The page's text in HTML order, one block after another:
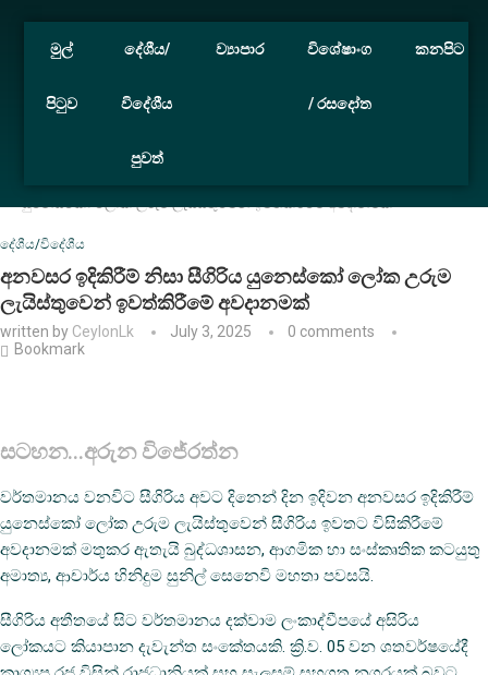
මුල්
පිටුව
දේශීය/
විදේශීය
පුවත්
ව්‍යාපාර විශේෂාංග
/ රසදෝත
කනපිට
යුනෙස්කෝ ලෝක උරුම ලැයිස්තුවෙන් ඉවත්කිරීමේ අවදානමක්
දේශීය/විදේශීය
අනවසර ඉදිකිරීම් නිසා සීගිරිය යුනෙස්කෝ ලෝක උරුම
ලැයිස්තුවෙන් ඉවත්කිරීමේ අවදානමක්
written by CeylonLk July 3, 2025
0 comments
Bookmark
සටහන…අරුන විජේරත්න
වර්තමානය වනවිට සීගිරිය අවට දිනෙන් දින ඉදිවන අනවසර ඉදිකිරීම්
යුනෙස්කෝ ලෝක උරුම ලැයිස්තුවෙන් සීගිරිය ඉවතට විසිකිරීමේ
අවදානමක් මතුකර ඇතැයි බුද්ධශාසන, ආගමික හා සංස්කෘතික කටයුතු
අමාත්‍ය, ආචාර්ය හිනිදුම සුනිල් සෙනෙවි මහතා පවසයි.
සීගිරිය අතීතයේ සිට වර්තමානය දක්වාම ලංකාද්වීපයේ අසිරිය
ලෝකයට කියාපාන දැවැන්ත සංකේතයකි. ක්‍රි.ව. 05 වන ශතවර්ෂයේදී